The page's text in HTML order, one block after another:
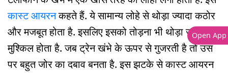
कास्ट आयरनकहते हैं. ये सामान्य लोहे से थोड़ा ज्यादा कठोर
और मजबूत होता है. इसलिए इसको तोड़ना भी थोड़ा ज्यादा
मुश्किल होता है. जब ट्रेन खंभे के ऊपर से गुजरती है तो उस
पर बहुत जोर का दबाव बनता है. इस झटके से कास्ट आयरन
Open App